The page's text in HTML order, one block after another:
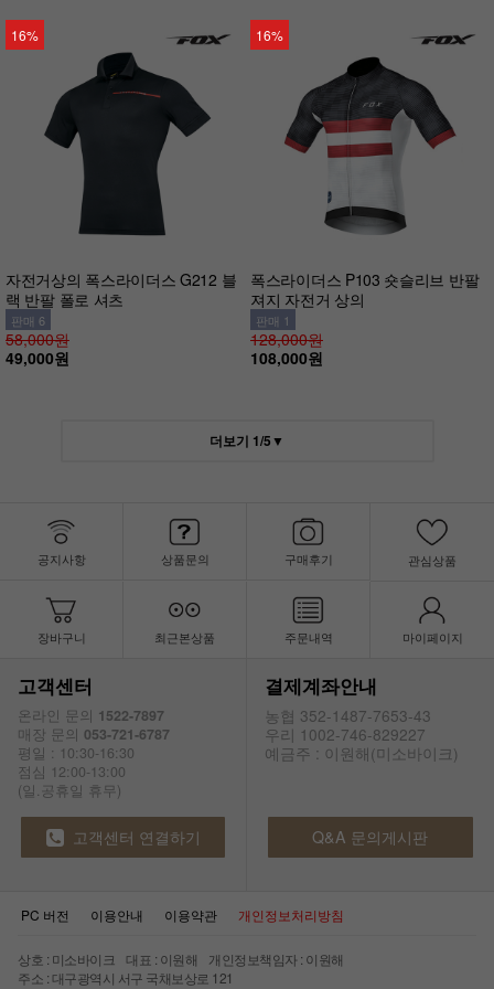
16%
자전거상의 폭스라이더스 G212 블
랙 반팔 폴로 셔츠
판매 6
58,000원
49,000원
16%
폭스라이더스 P103 숏슬리브 반팔
져지 자전거 상의
판매 1
128,000원
108,000원
더보기 1/5▼
공지사항 상품문의 구매후기 관심상품
장바구니 최근본상품 주문내역 마이페이지
고객센터
온라인 문의 1522-7897
매장 문의 053-721-6787
평일 : 10:30-16:30
점심 12:00-13:00
(일.공휴일 휴무)
결제계좌안내
농협 352-1487-7653-43
우리 1002-746-829227
예금주 : 이원해(미소바이크)
고객센터 연결하기 Q&A 문의게시판
PC 버전 이용안내 이용약관 개인정보처리방침
상호 : 미소바이크 대표 : 이원해 개인정보책임자 : 이원해
주소 : 대구광역시 서구 국채보상로 121